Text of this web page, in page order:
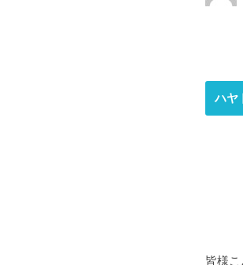
ハヤ
皆様